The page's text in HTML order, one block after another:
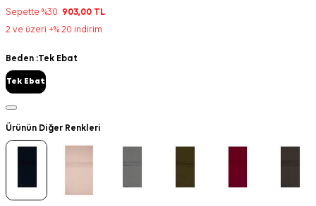
Sepette %30 903,00 TL
2 ve üzeri +% 20 indirim
Beden :Tek Ebat
Tek Ebat
Ürünün Diğer Renkleri